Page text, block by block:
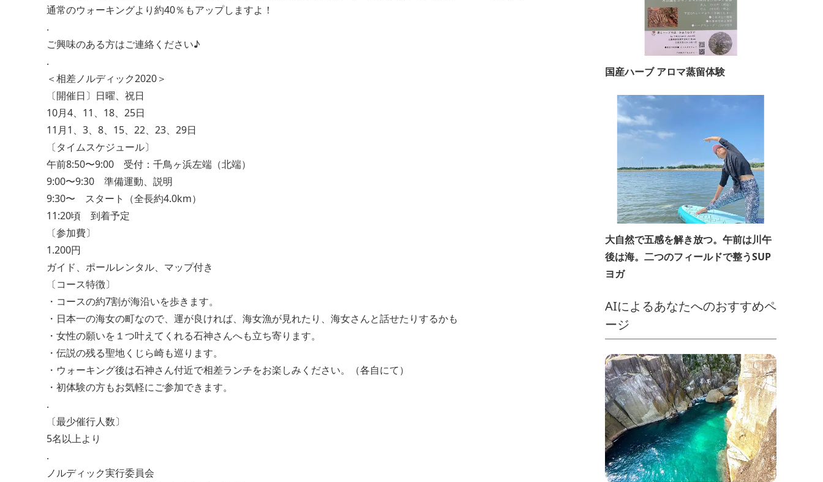
通常のウォーキングより約40％もアップしますよ！
.
ご興味のある方はご連絡ください♪
.
＜相差ノルディック2020＞
〔開催日〕日曜、祝日
10月4、11、18、25日
11月1、3、8、15、22、23、29日
〔タイムスケジュール〕
午前8:50〜9:00 受付：千鳥ヶ浜左端（北端）
9:00〜9:30 準備運動、説明
9:30〜 スタート（全長約4.0km）
11:20頃 到着予定
〔参加費〕
1.200円
ガイド、ポールレンタル、マップ付き
〔コース特徴〕
・コースの約7割が海沿いを歩きます。
・日本一の海女の町なので、運が良ければ、海女漁が見れたり、海女さんと話せたりするかも
・女性の願いを１つ叶えてくれる石神さんへも立ち寄ります。
・伝説の残る聖地くじら崎も巡ります。
・ウォーキング後は石神さん付近で相差ランチをお楽しみください。（各自にて）
・初体験の方もお気軽にご参加できます。
.
〔最少催行人数〕
5名以上より
.
ノルディック実行委員会
国産ハーブ アロマ蒸留体験
大自然で五感を解き放つ。午前は川午
後は海。二つのフィールドで整うSUP
ヨガ
AIによるあなたへのおすすめペ
ージ